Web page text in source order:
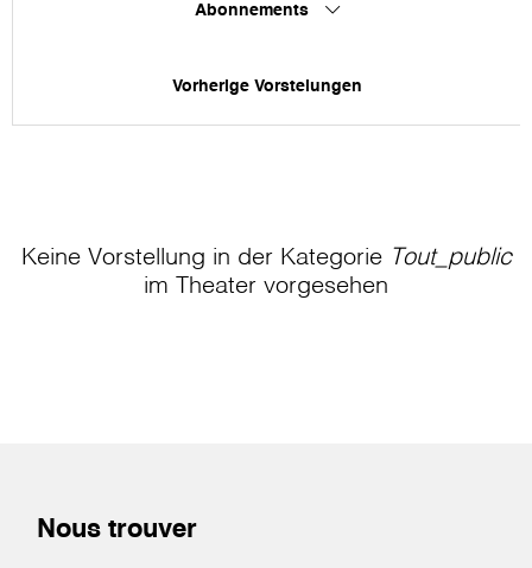
Abonnements
Vorherige Vorstelungen
Keine Vorstellung in der Kategorie Tout_public
im Theater vorgesehen
Nous trouver